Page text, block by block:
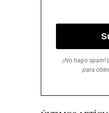
¡No hago spam!
para